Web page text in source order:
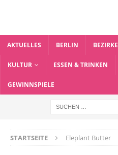
AKTUELLES BERLIN BEZIRKE
KULTUR ESSEN & TRINKEN
GEWINNSPIELE
STARTSEITE Eleplant Butter